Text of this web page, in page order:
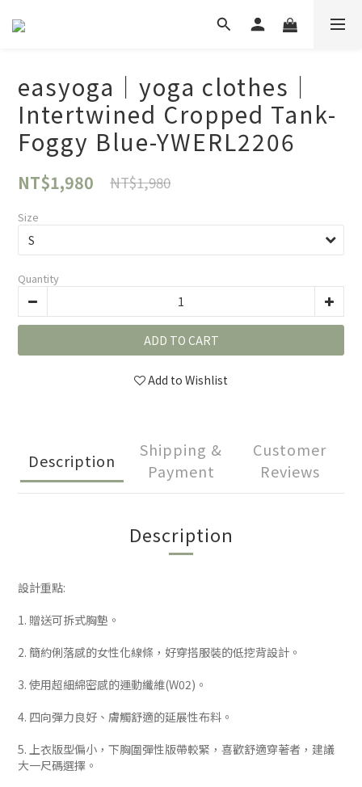
easyoga｜yoga clothes｜
Intertwined Cropped Tank-
Foggy Blue-YWERL2206
NT$1,980 NT$1,980
Size
Quantity
ADD TO CART
Add to Wishlist
Description
Shipping &
Payment
Customer
Reviews
Description
設計重點:
1. 贈送可拆式胸墊。
2. 簡約俐落感的女性化線條，好穿搭服裝的低挖背設計。
3. 使用超細綿密感的運動纖維(W02)。
4. 四向彈力良好、膚觸舒適的延展性布料。
5. 上衣版型偏小，下胸圍彈性版帶較緊，喜歡舒適穿著者，建議
大一尺碼選擇。